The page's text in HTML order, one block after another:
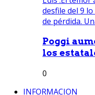
Poggi
los
0
INFORMACION